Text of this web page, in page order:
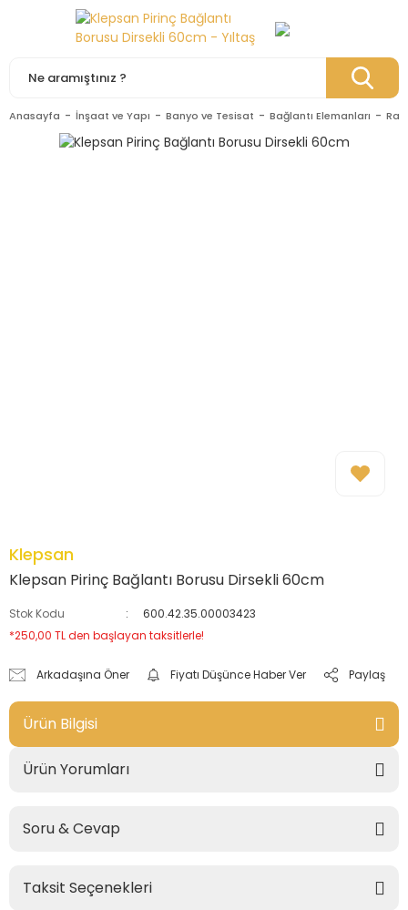
Anasayfa İnşaat ve Yapı Banyo ve Tesisat Bağlantı Elemanları
Klepsan
Klepsan Pirinç Bağlantı Borusu Dirsekli 60cm
Stok Kodu
600.42.35.00003423
*250,00 TL den başlayan taksitlerle!
Arkadaşına Öner Fiyatı Düşünce Haber Ver Paylaş
Ürün Bilgisi
Ürün Yorumları
Soru & Cevap
Taksit Seçenekleri